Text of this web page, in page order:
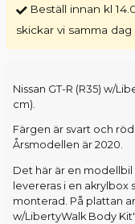
Beställ innan kl
skickar vi samma dag
Nissan GT-R (R35) w/
cm).
Färgen är svart och
Årsmodellen är 2020.
Det här är en modellbil
levereras i en
monterad. På plattan
w/LibertyWalk Body